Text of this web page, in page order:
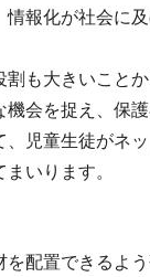
情報化が社会に
割も大きいこと
会を捉え、保
児童生徒がネ
いります。
配置できるよ